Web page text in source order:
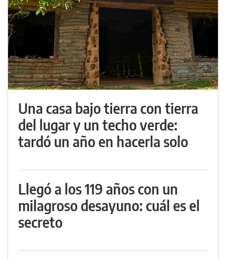
Una casa bajo tierra con tierra
del lugar y un techo verde:
tardó un año en hacerla solo
Llegó a los 119 años con un
milagroso desayuno: cuál es el
secreto